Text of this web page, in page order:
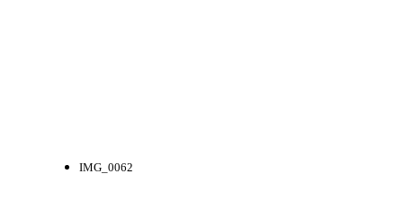
IMG_0062